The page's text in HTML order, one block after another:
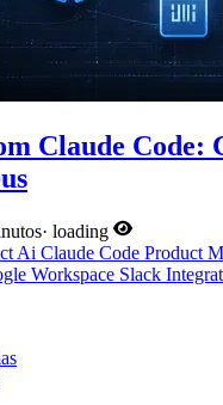
Claude Code:
· loading
Ai Claude Code Product
Workspace Slack